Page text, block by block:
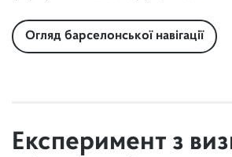
Огляд барселонської навігації
Експеримент з